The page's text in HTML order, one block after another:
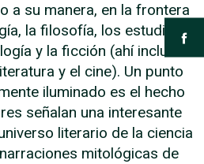
a su manera, en la frontera
la filosofía, los estudios
y la ficción (ahí incluidos
y el cine). Un punto
iluminado es el hecho
señalan una interesante
literario de la ciencia
mitológicas de